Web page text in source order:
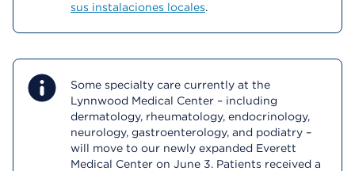
sus instalaciones locales.
Some specialty care currently at the
Lynnwood Medical Center – including
dermatology, rheumatology, endocrinology,
neurology, gastroenterology, and podiatry –
will move to our newly expanded Everett
Medical Center on June 3. Patients received a